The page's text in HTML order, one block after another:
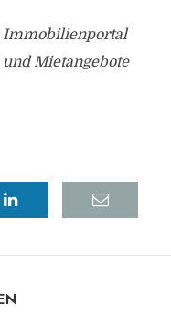
Immobilienportal
Mietangebote